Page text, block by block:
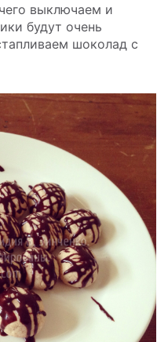
выключаем и
будут очень
шоколад с